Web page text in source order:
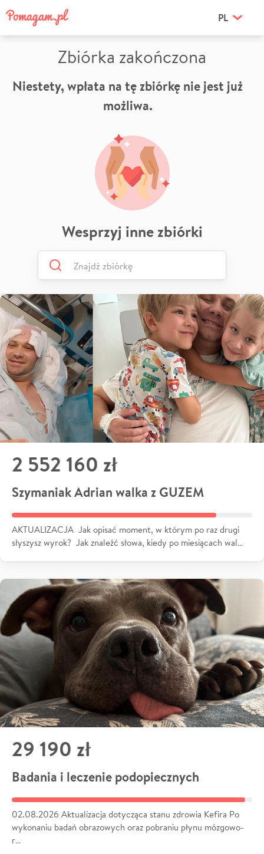
PL
Zbiórka zakończona
Niestety, wpłata na tę zbiórkę nie jest już
możliwa.
Wesprzyj inne zbiórki
2 552 160 zł
Szymaniak Adrian walka z GUZEM
AKTUALIZACJA Jak opisać moment, w którym po raz drugi
słyszysz wyrok? Jak znaleźć słowa, kiedy po miesiącach wal…
29 190 zł
Badania i leczenie podopiecznych
02.08.2026 Aktualizacja dotycząca stanu zdrowia Kefira Po
wykonaniu badań obrazowych oraz pobraniu płynu mózgowo-
r…